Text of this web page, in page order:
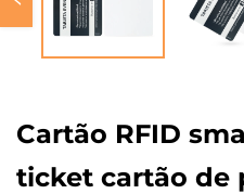
Cartão RFID
ticket cartão de